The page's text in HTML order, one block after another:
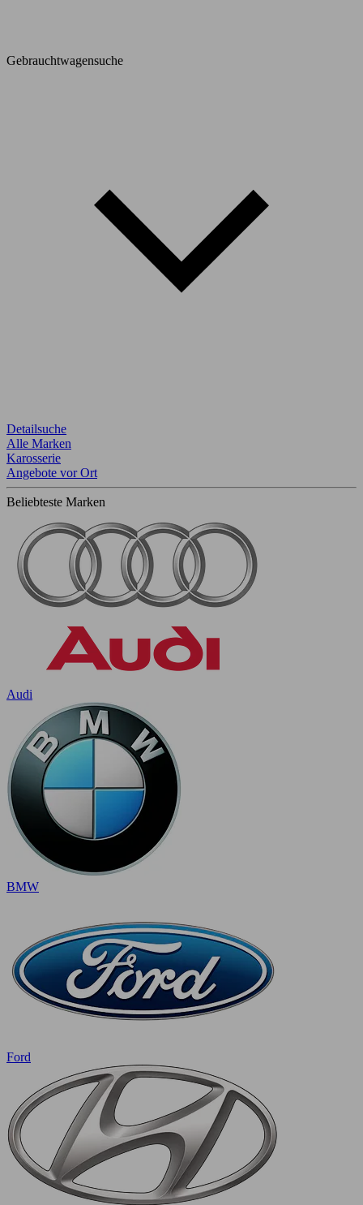
Gebrauchtwagensuche
Detailsuche
Alle Marken
Karosserie
Angebote vor Ort
Beliebteste Marken
Audi
BMW
Ford